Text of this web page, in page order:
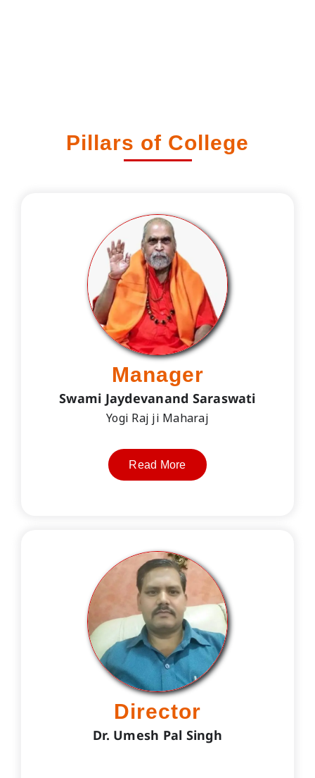
Pillars of College
Manager
Swami Jaydevanand Saraswati
Yogi Raj ji Maharaj
Read More
Director
Dr. Umesh Pal Singh